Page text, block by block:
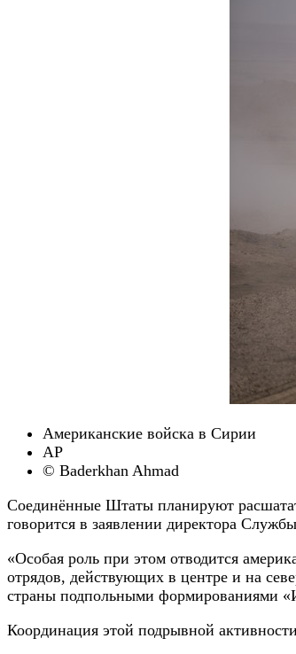
Американские войска в Сирии
AP
© Baderkhan Ahmad
Соединённые Штаты планируют
говорится в заявлении директора
«Особая роль при этом отводится
отрядов, действующих в центре и на
страны подпольными формированиями
Координация этой подрывной